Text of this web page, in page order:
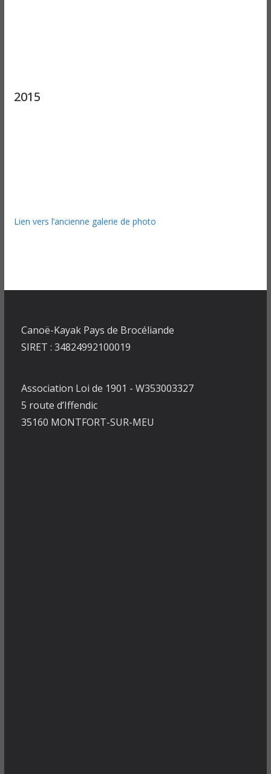
2015
Lien vers l’ancienne galerie de photo
Canoë-Kayak Pays de Brocéliande
SIRET : 34824992100019
Association Loi de 1901 - W353003327
5 route d’Iffendic
35160 MONTFORT-SUR-MEU